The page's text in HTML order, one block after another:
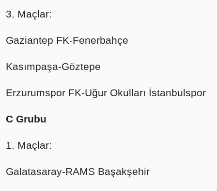
3. Maçlar:
Gaziantep FK-Fenerbahçe
Kasımpaşa-Göztepe
Erzurumspor FK-Uğur Okulları İstanbulspor
C Grubu
1. Maçlar:
Galatasaray-RAMS Başakşehir